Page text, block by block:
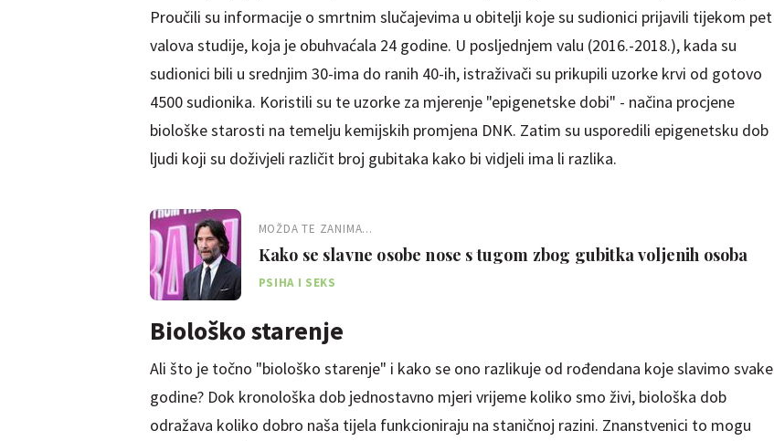
Proučili su informacije o smrtnim slučajevima u obitelji koje su sudionici prijavili tijekom pet
valova studije, koja je obuhvaćala 24 godine. U posljednjem valu (2016.-2018.), kada su
sudionici bili u srednjim 30-ima do ranih 40-ih, istraživači su prikupili uzorke krvi od gotovo
4500 sudionika. Koristili su te uzorke za mjerenje "epigenetske dobi" - načina procjene
biološke starosti na temelju kemijskih promjena DNK. Zatim su usporedili epigenetsku dob
ljudi koji su doživjeli različit broj gubitaka kako bi vidjeli ima li razlika.
MOŽDA TE ZANIMA...
Kako se slavne osobe nose s tugom zbog gubitka voljenih osoba
PSIHA I SEKS
Biološko starenje
Ali što je točno "biološko starenje" i kako se ono razlikuje od rođendana koje slavimo svake
godine? Dok kronološka dob jednostavno mjeri vrijeme koliko smo živi, ​​biološka dob
odražava koliko dobro naša tijela funkcioniraju na staničnoj razini. Znanstvenici to mogu